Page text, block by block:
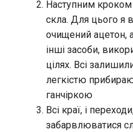
Наступним
скла. Для цього я
очищений ацетон,
інші засоби,
цілях. Всі
легкістю
ганчіркою
Всі краї, і
забарвлюватися